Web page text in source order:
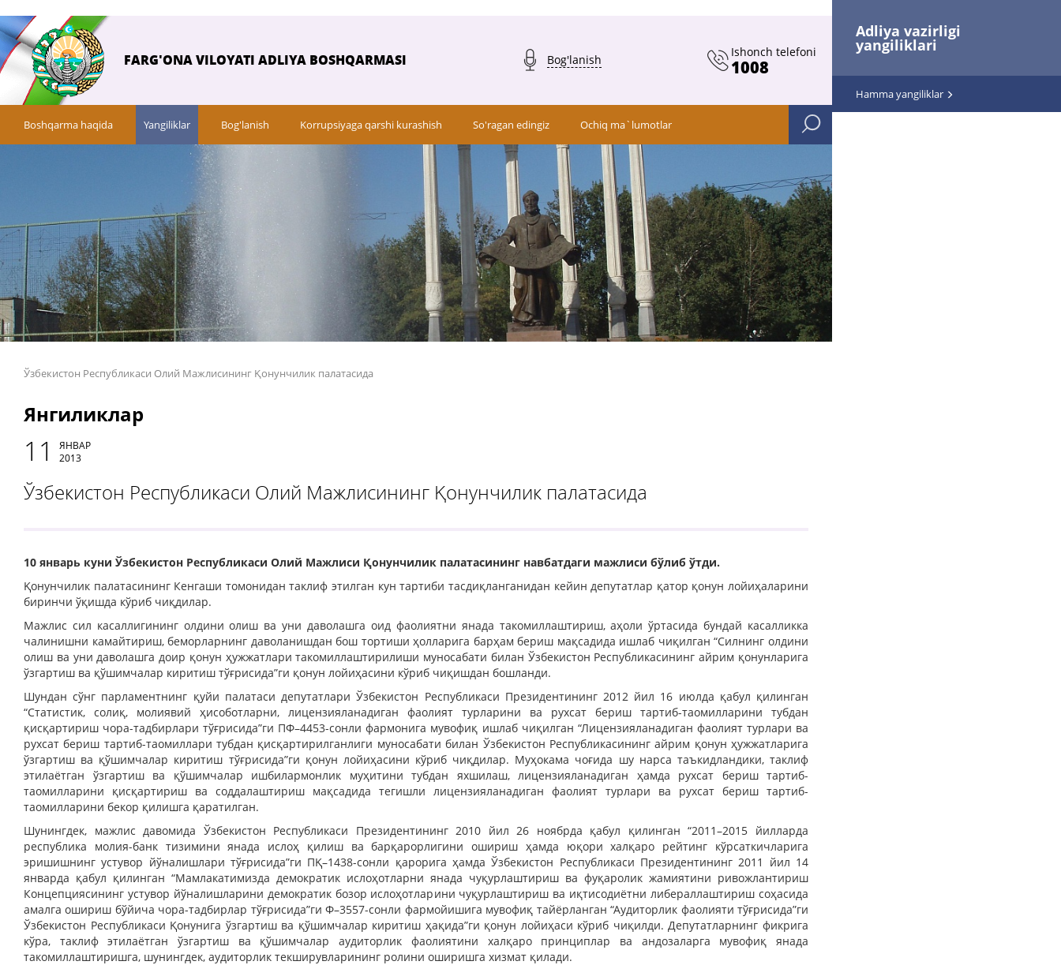
Adliya vazirligi
yangiliklari
Hamma yangiliklar
FARG'ONA VILOYATI ADLIYA BOSHQARMASI Bog'lanish
Ishonch telefoni
1008
Boshqarma haqida Yangiliklar Bog'lanish Korrupsiyaga qarshi kurashish So'ragan edingiz Ochiq ma`lumotlar
Ўзбекистон Республикаси Олий Мажлисининг Қонунчилик палатасида
Янгиликлар
11
ЯНВАР
2013
Ўзбекистон Республикаси Олий Мажлисининг Қонунчилик палатасида
10 январь куни Ўзбекистон Республикаси Олий Мажлиси Қонунчилик палатасининг навбатдаги мажлиси бўлиб ўтди.
Қонунчилик палатасининг Кенгаши томонидан таклиф этилган кун тартиби тасдиқланганидан кейин депутатлар қатор қонун лойиҳаларини
биринчи ўқишда кўриб чиқдилар.
Мажлис сил касаллигининг олдини олиш ва уни даволашга оид фаолиятни янада такомиллаштириш, аҳоли ўртасида бундай касалликка
чалинишни камайтириш, беморларнинг даволанишдан бош тортиши ҳолларига барҳам бериш мақсадида ишлаб чиқилган “Силнинг олдини
олиш ва уни даволашга доир қонун ҳужжатлари такомиллаштирилиши муносабати билан Ўзбекистон Республикасининг айрим қонунларига
ўзгартиш ва қўшимчалар киритиш тўғрисида”ги қонун лойиҳасини кўриб чиқишдан бошланди.
Шундан сўнг парламентнинг қуйи палатаси депутатлари Ўзбекистон Республикаси Президентининг 2012 йил 16 июлда қабул қилинган
“Статистик, солиқ, молиявий ҳисоботларни, лицензияланадиган фаолият турларини ва рухсат бериш тартиб-таомилларини тубдан
қисқартириш чора-тадбирлари тўғрисида”ги ПФ–4453-сонли фармонига мувофиқ ишлаб чиқилган “Лицензияланадиган фаолият турлари ва
рухсат бериш тартиб-таомиллари тубдан қисқартирилганлиги муносабати билан Ўзбекистон Республикасининг айрим қонун ҳужжатларига
ўзгартиш ва қўшимчалар киритиш тўғрисида”ги қонун лойиҳасини кўриб чиқдилар. Муҳокама чоғида шу нарса таъкидландики, таклиф
этилаётган ўзгартиш ва қўшимчалар ишбилармонлик муҳитини тубдан яхшилаш, лицензияланадиган ҳамда рухсат бериш тартиб-
таомилларини қисқартириш ва соддалаштириш мақсадида тегишли лицензияланадиган фаолият турлари ва рухсат бериш тартиб-
таомилларини бекор қилишга қаратилган.
Шунингдек, мажлис давомида Ўзбекистон Республикаси Президентининг 2010 йил 26 ноябрда қабул қилинган “2011–2015 йилларда
республика молия-банк тизимини янада ислоҳ қилиш ва барқарорлигини ошириш ҳамда юқори халқаро рейтинг кўрсаткичларига
эришишнинг устувор йўналишлари тўғрисида”ги ПҚ–1438-сонли қарорига ҳамда Ўзбекистон Республикаси Президентининг 2011 йил 14
январда қабул қилинган “Мамлакатимизда демократик ислоҳотларни янада чуқурлаштириш ва фуқаролик жамиятини ривожлантириш
Концепциясининг устувор йўналишларини демократик бозор ислоҳотларини чуқурлаштириш ва иқтисодиётни либераллаштириш соҳасида
амалга ошириш бўйича чора-тадбирлар тўғрисида”ги Ф–3557-сонли фармойишига мувофиқ тайёрланган “Аудиторлик фаолияти тўғрисида”ги
Ўзбекистон Республикаси Қонунига ўзгартиш ва қўшимчалар киритиш ҳақида”ги қонун лойиҳаси кўриб чиқилди. Депутатларнинг фикрига
кўра, таклиф этилаётган ўзгартиш ва қўшимчалар аудиторлик фаолиятини халқаро принциплар ва андозаларга мувофиқ янада
такомиллаштиришга, шунингдек, аудиторлик текширувларининг ролини оширишга хизмат қилади.